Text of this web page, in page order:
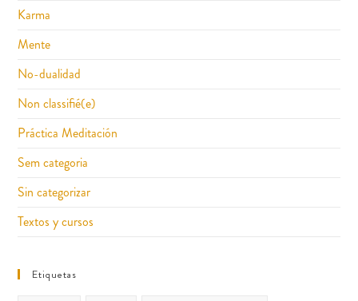
Karma
Mente
No-dualidad
Non classifié(e)
Práctica Meditación
Sem categoria
Sin categorizar
Textos y cursos
Etiquetas